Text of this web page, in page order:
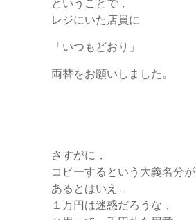
レジにいた店員に
「いつもどおり」
両替をお願いしました。
さすがに，
コピーするという大義名分が
あるとはいえ…
１万円は迷惑だろうな，